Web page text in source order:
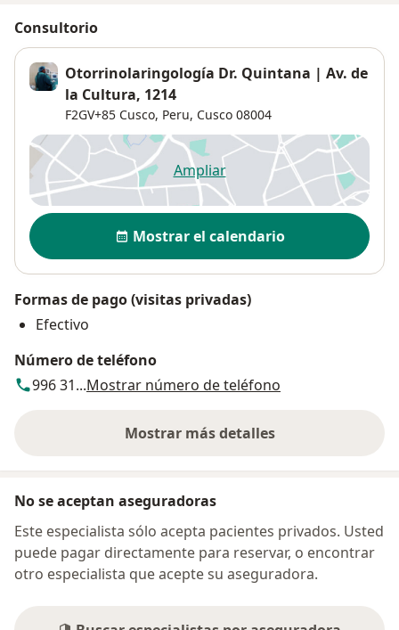
Consultorio
Otorrinolaringología Dr. Quintana | Av. de
la Cultura, 1214
F2GV+85 Cusco, Peru, Cusco 08004
Ampliarse abre en una nueva
Disponibilidad
Mostrar el calendario
Formas de pago (visitas privadas)
Efectivo
Número de teléfono
996 31...Mostrar número de teléfono
Mostrar más detalles
sobre la dirección
No se aceptan aseguradoras
Este especialista sólo acepta pacientes privados. Usted
puede pagar directamente para reservar, o encontrar
otro especialista que acepte su aseguradora.